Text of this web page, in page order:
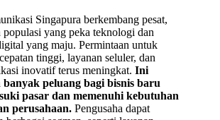
Singapura berkembang pesat,
yang peka teknologi dan
yang maju. Permintaan untuk
tinggi, layanan seluler, dan
inovatif terus meningkat.Ini
peluang bagi bisnis baru
pasar dan memenuhi kebutuhan
perusahaan. Pengusaha dapat